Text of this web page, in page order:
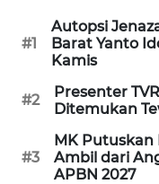
#1
Autopsi
Barat Yanto
Kamis
#2
Presenter
Ditemukan
#3
MK Putuskan
Ambil dari
APBN 2027
HUMBANG
NEWS